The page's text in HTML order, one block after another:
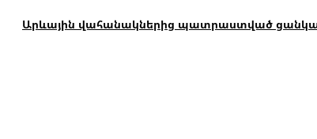
Արևային վահանակներից պատրաստված